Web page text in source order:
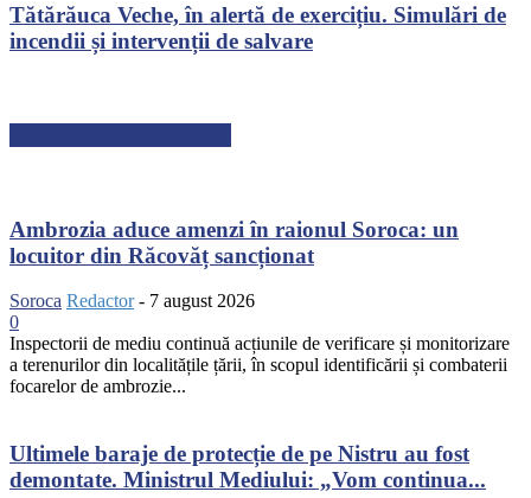
Tătărăuca Veche, în alertă de exercițiu. Simulări de
incendii și intervenții de salvare
Ambrozia aduce amenzi în raionul Soroca: un
locuitor din Răcovăț sancționat
Soroca Redactor - 7 august 2026
0
Inspectorii de mediu continuă acțiunile de verificare și monitorizare
a terenurilor din localitățile țării, în scopul identificării și combaterii
focarelor de ambrozie...
Ultimele baraje de protecție de pe Nistru au fost
demontate. Ministrul Mediului: „Vom continua...